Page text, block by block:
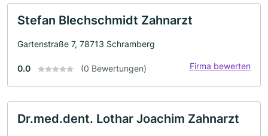
Stefan Blechschmidt Zahnarzt
Gartenstraße 7, 78713 Schramberg
0.0 (0 Bewertungen) Firma bewerten
Dr.med.dent. Lothar Joachim Zahnarzt